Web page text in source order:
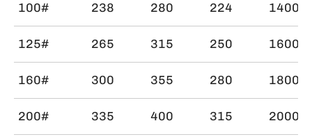
100# 238 280 224 1400
125# 265 315 250 1600
160# 300 355 280 1800
200# 335 400 315 2000